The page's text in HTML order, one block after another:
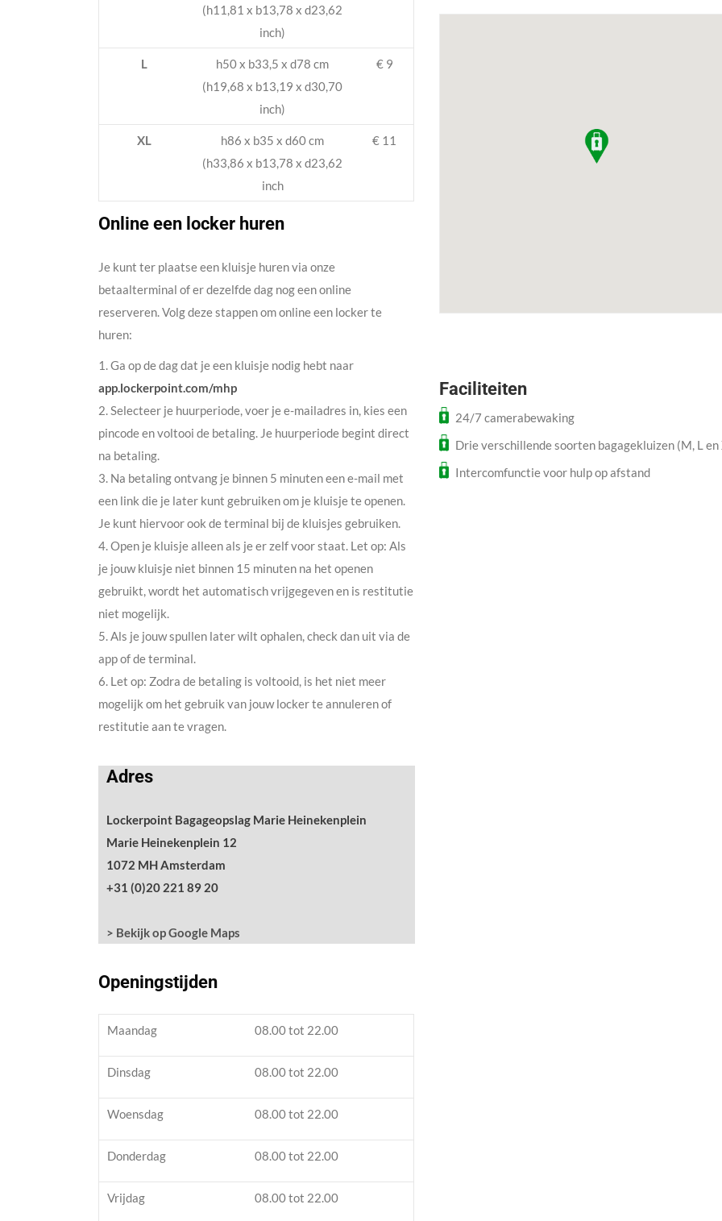
(h11,81 x b13,78 x d23,62
inch)
L
h50 x b33,5 x d78 cm
(h19,68 x b13,19 x d30,70
inch)
€ 9
XL
h86 x b35 x d60 cm
(h33,86 x b13,78 x d23,62
inch
€ 11
Online een locker huren
Je kunt ter plaatse een kluisje huren via onze
betaalterminal of er dezelfde dag nog een online
reserveren. Volg deze stappen om online een locker te
huren:
1. Ga op de dag dat je een kluisje nodig hebt naar
app.lockerpoint.com/mhp
2. Selecteer je huurperiode, voer je e-mailadres in, kies een
pincode en voltooi de betaling. Je huurperiode begint direct
na betaling.
3. Na betaling ontvang je binnen 5 minuten een e-mail met
een link die je later kunt gebruiken om je kluisje te openen.
Je kunt hiervoor ook de terminal bij de kluisjes gebruiken.
4. Open je kluisje alleen als je er zelf voor staat. Let op: Als
je jouw kluisje niet binnen 15 minuten na het openen
gebruikt, wordt het automatisch vrijgegeven en is restitutie
niet mogelijk.
5. Als je jouw spullen later wilt ophalen, check dan uit via de
app of de terminal.
6. Let op: Zodra de betaling is voltooid, is het niet meer
mogelijk om het gebruik van jouw locker te annuleren of
restitutie aan te vragen.
Adres
Lockerpoint Bagageopslag Marie Heinekenplein
Marie Heinekenplein 12
1072 MH Amsterdam
+31 (0)20 221 89 20
> Bekijk op Google Maps
Openingstijden
Maandag 08.00 tot 22.00
Dinsdag 08.00 tot 22.00
Woensdag 08.00 tot 22.00
Donderdag 08.00 tot 22.00
Vrijdag 08.00 tot 22.00
Faciliteiten
24/7 camerabewaking
Drie verschillende soorten bagagekluizen (M, L en
Intercomfunctie voor hulp op afstand